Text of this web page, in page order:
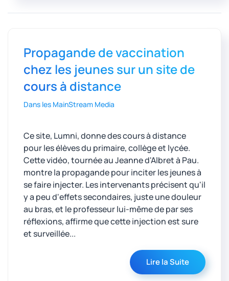
Propagande de vaccination
chez les jeunes sur un site de
cours à distance
Dans les MainStream Media
Ce site, Lumni, donne des cours à distance
pour les élèves du primaire, collège et lycée.
Cette vidéo, tournée au Jeanne d'Albret à Pau.
montre la propagande pour inciter les jeunes à
se faire injecter. Les intervenants précisent qu'il
y a peu d'effets secondaires, juste une douleur
au bras, et le professeur lui-même de par ses
réflexions, affirme que cette injection est sure
et surveillée...
Lire la Suite